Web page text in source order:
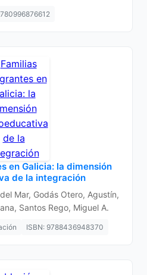
en Galicia: la dimensión
de la integración
Mar, Godás Otero, Agustín,
Santos Rego, Miguel A.
ISBN: 9788436948370